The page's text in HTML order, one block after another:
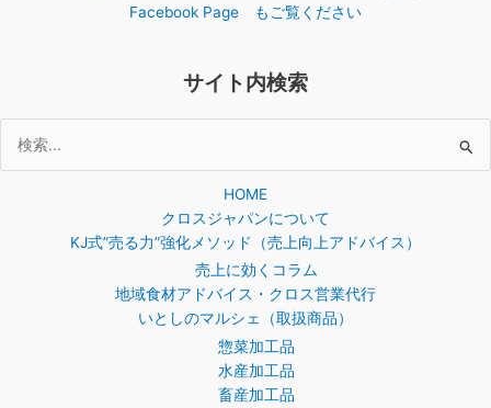
Facebook Page もご覧ください
サイト内検索
索
HOME
クロスジャパンについて
KJ式”売る力”強化メソッド（売上向上アドバイス）
売上に効くコラム
地域食材アドバイス・クロス営業代行
いとしのマルシェ（取扱商品）
惣菜加工品
水産加工品
畜産加工品